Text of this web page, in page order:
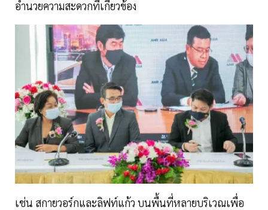
อำนวยความสะดวกที่เกี่ยวข้อง
เช่น สกายวอร์กและลิฟท์แก้ว บนพื้นที่หลายบริเวณเพื่อ